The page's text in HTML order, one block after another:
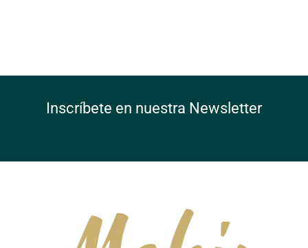
Inscríbete en nuestra Newsletter